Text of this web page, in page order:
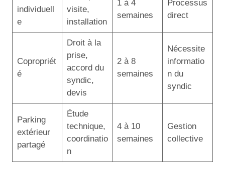
individuell
e
visite,
installation
1 à 4
semaines
Processus
direct
Copropriét
é
Droit à la
prise,
accord du
syndic,
devis
2 à 8
semaines
Nécessite
informatio
n du
syndic
Parking
extérieur
partagé
Étude
technique,
coordinatio
n
4 à 10
semaines
Gestion
collective